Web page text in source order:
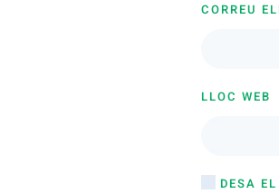
CORREU
LLOC WEB
DESA